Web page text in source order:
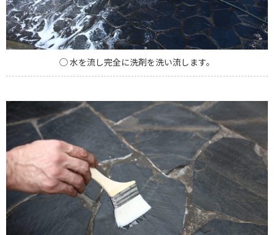
◯ 水を流し完全に洗剤を洗い流します。